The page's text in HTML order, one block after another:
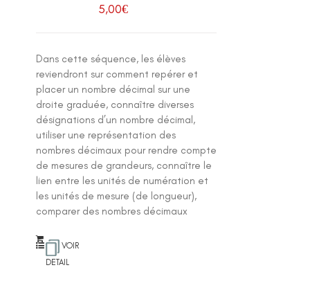
5,00€
Dans cette séquence, les élèves
reviendront sur comment repérer et
placer un nombre décimal sur une
droite graduée, connaître diverses
désignations d’un nombre décimal,
utiliser une représentation des
nombres décimaux pour rendre compte
de mesures de grandeurs, connaître le
lien entre les unités de numération et
les unités de mesure (de longueur),
comparer des nombres décimaux
VOIR
DETAIL